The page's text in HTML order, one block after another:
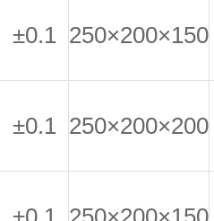
±0.1 250×200×150
±0.1 250×200×200